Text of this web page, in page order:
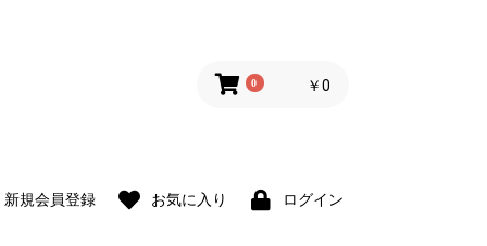
0 ￥0
新規会員登録 お気に入り ログイン